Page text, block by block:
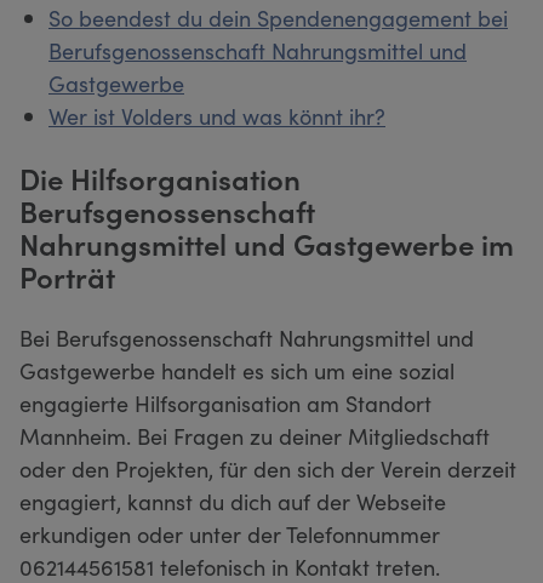
So beendest du dein Spendenengagement bei
Berufsgenossenschaft Nahrungsmittel und
Gastgewerbe
Wer ist Volders und was könnt ihr?
Die Hilfsorganisation
Berufsgenossenschaft
Nahrungsmittel und Gastgewerbe im
Porträt
Bei Berufsgenossenschaft Nahrungsmittel und
Gastgewerbe handelt es sich um eine sozial
engagierte Hilfsorganisation am Standort
Mannheim. Bei Fragen zu deiner Mitgliedschaft
oder den Projekten, für den sich der Verein derzeit
engagiert, kannst du dich auf der Webseite
erkundigen oder unter der Telefonnummer
062144561581 telefonisch in Kontakt treten.